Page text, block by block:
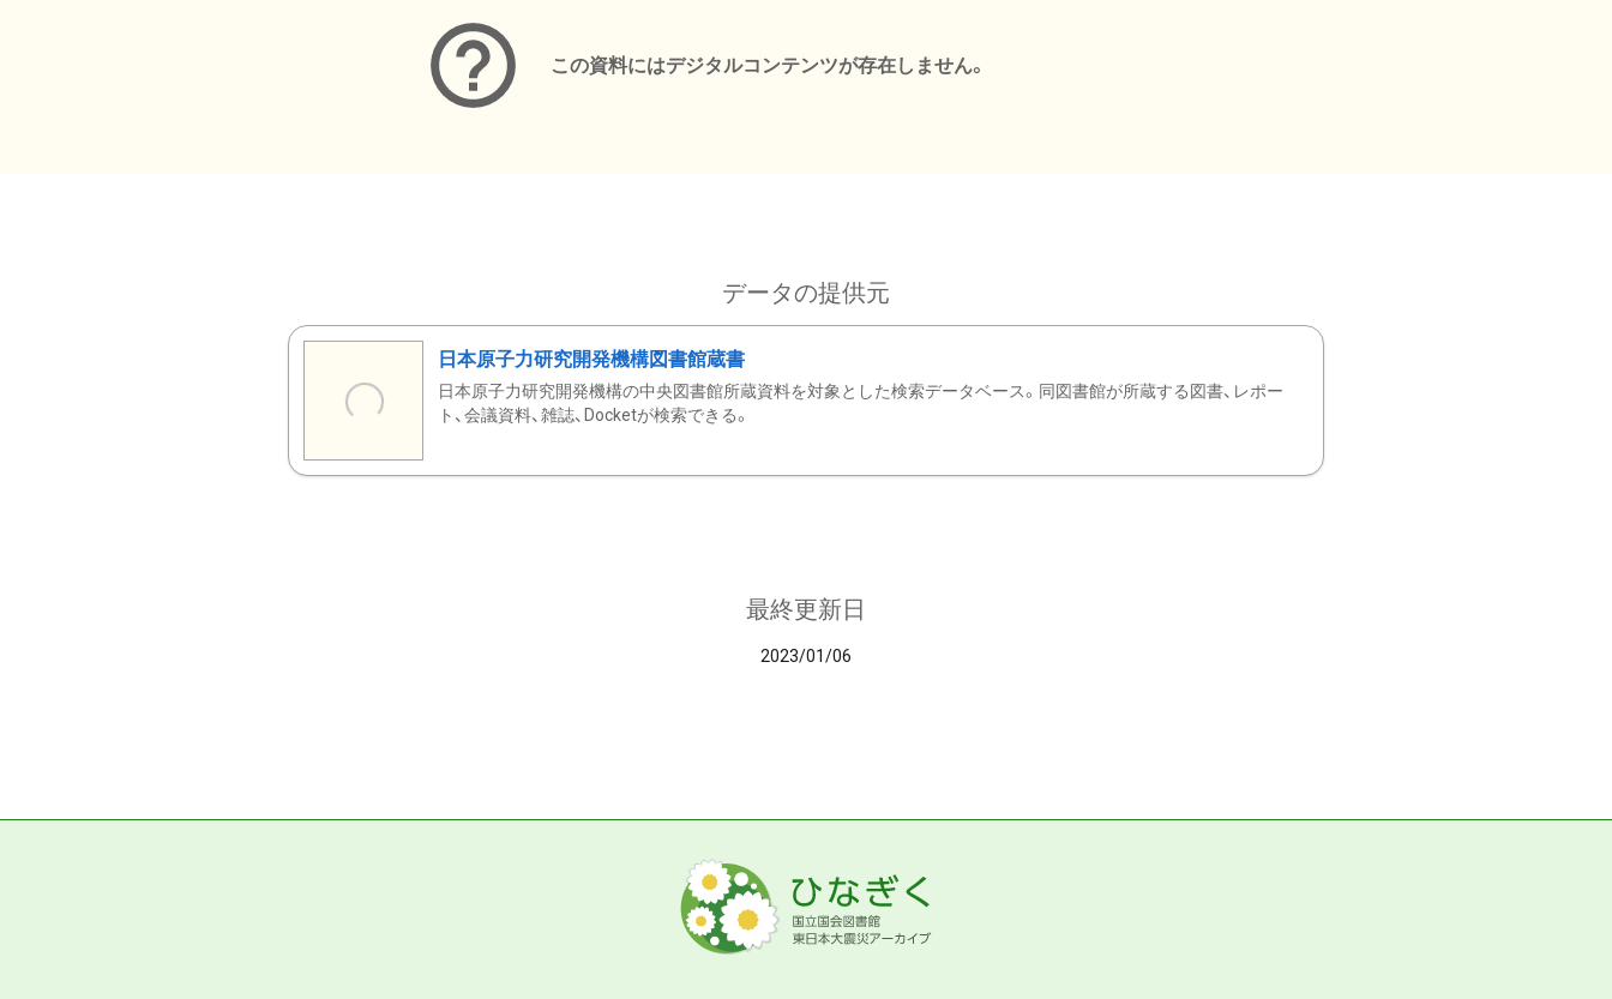
この資料にはデジタルコンテンツが存在しません。
データの提供元
日本原子力研究開発機構図書館蔵書
日本原子力研究開発機構の中央図書館所蔵資料を対象とした検索データベース。同図書館が所蔵する図書、レポー
ト、会議資料、雑誌、Docketが検索できる。
最終更新日
2023/01/06